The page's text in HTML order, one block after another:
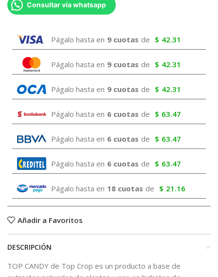
Consultar vía whatsapp
Págalo hasta en 9 cuotas de $ 42.31
Págalo hasta en 9 cuotas de $ 42.31
Págalo hasta en 9 cuotas de $ 42.31
Págalo hasta en 6 cuotas de $ 63.47
Págalo hasta en 6 cuotas de $ 63.47
Págalo hasta en 6 cuotas de $ 63.47
Págalo hasta en 18 cuotas de $ 21.16
Añadir a Favoritos
DESCRIPCIÓN
TOP CANDY de Top Crop es un producto a base de